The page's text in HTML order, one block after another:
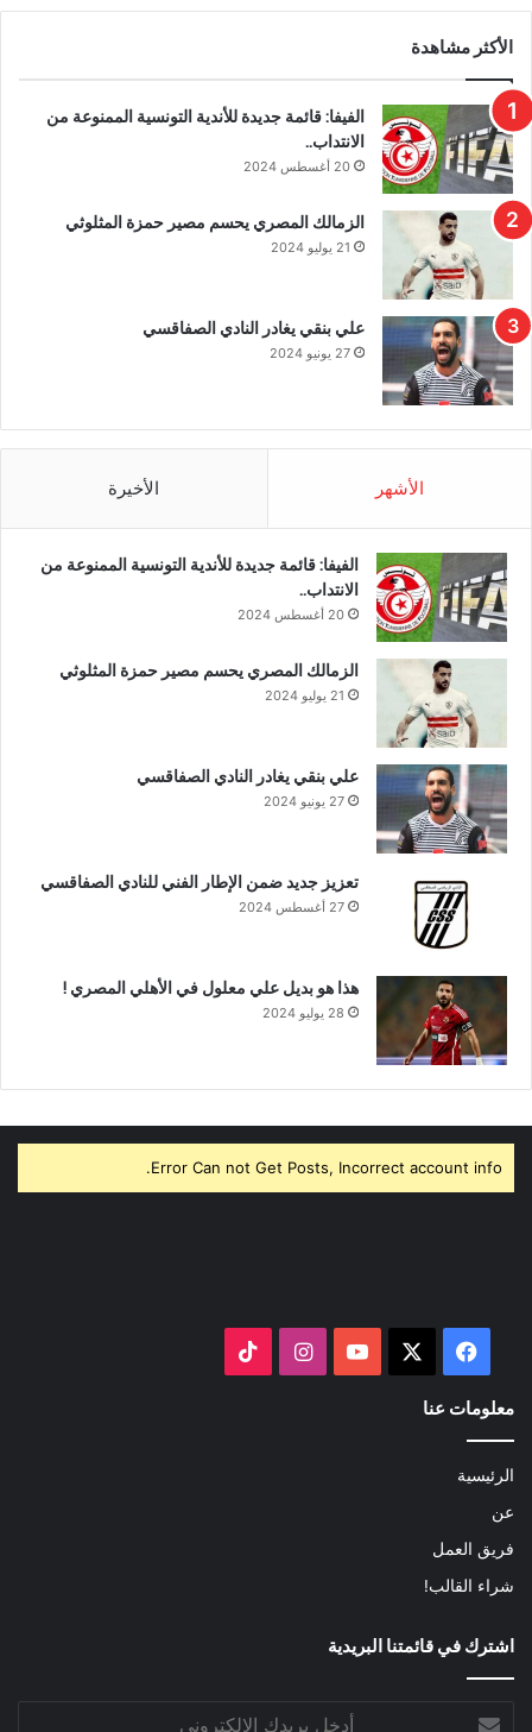
الأكثر مشاهدة
الفيفا: قائمة جديدة للأندية التونسية الممنوعة من
الانتداب..
20 أغسطس 2024
الزمالك المصري يحسم مصير حمزة المثلوثي
21 يوليو 2024
علي بنقي يغادر النادي الصفاقسي
27 يونيو 2024
الأشهر الأخيرة
الفيفا: قائمة جديدة للأندية التونسية الممنوعة من
الانتداب..
20 أغسطس 2024
الزمالك المصري يحسم مصير حمزة المثلوثي
21 يوليو 2024
علي بنقي يغادر النادي الصفاقسي
27 يونيو 2024
تعزيز جديد ضمن الإطار الفني للنادي الصفاقسي
27 أغسطس 2024
هذا هو بديل علي معلول في الأهلي المصري !
28 يوليو 2024
Error Can not Get Posts, Incorrect account info.
فيسبوك ‫YouTubeانستقرام
معلومات عنا
الرئيسية
عن
فريق العمل
شراء القالب!
اشترك في قائمتنا البريدية